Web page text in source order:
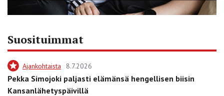
Suosituimmat
Ajankohtaista 8.7.2026
Pekka Simojoki paljasti elämänsä hengellisen biisin
Kansanlähetyspäivillä